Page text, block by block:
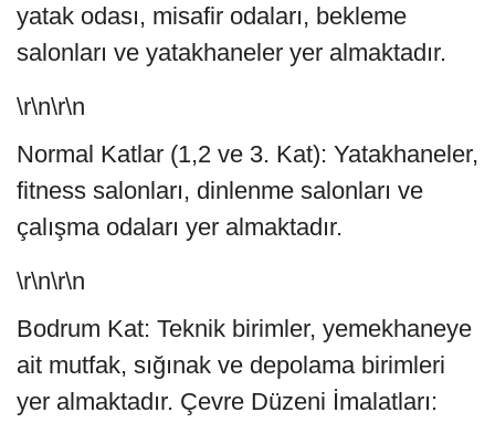
yatak odası, misafir odaları, bekleme
salonları ve yatakhaneler yer almaktadır.
\r\n\r\n
Normal Katlar (1,2 ve 3. Kat): Yatakhaneler,
fitness salonları, dinlenme salonları ve
çalışma odaları yer almaktadır.
\r\n\r\n
Bodrum Kat: Teknik birimler, yemekhaneye
ait mutfak, sığınak ve depolama birimleri
yer almaktadır. Çevre Düzeni İmalatları: